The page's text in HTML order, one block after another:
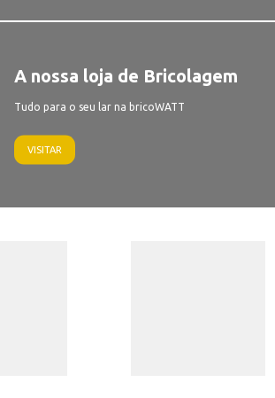
A nossa loja de Bricolagem
Tudo para o seu lar na bricoWATT
VISITAR